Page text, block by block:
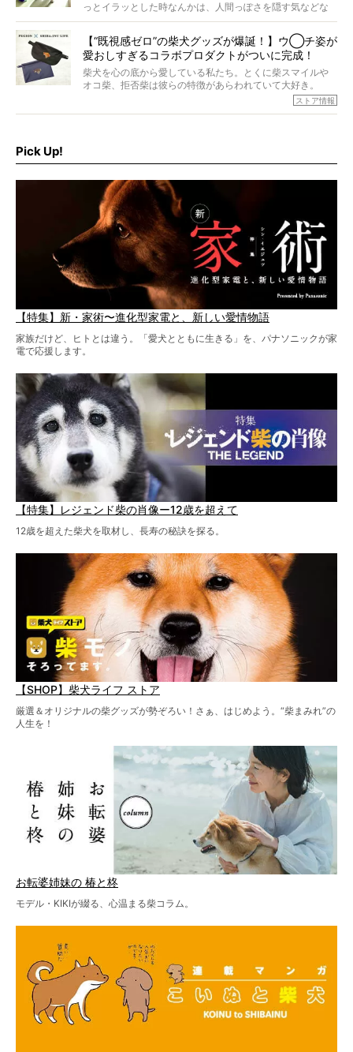
ら食が細かったため、何でも食べさせてきたということで
っとイラッとした時なんかは、人間っぽさを隠す気などな
いように見えます。もしかして本当の本当は、中身は人間
【“既視感ゼロ”の柴犬グッズが爆誕！】ウ◯チ姿が
愛おしすぎるコラボプロダクトがついに完成！
柴犬を心の底から愛している私たち。とくに柴スマイルや
オコ柴、拒否柴は彼らの特徴があらわれていて大好き。
でもちょっと待て…もうひとつ、忘れてはならない愛おしい
ストア情報
Pick Up!
【特集】新・家術〜進化型家電と、新しい愛情物語
家族だけど、ヒトとは違う。「愛犬とともに生きる」を、パナソニックが家
電で応援します。
【特集】レジェンド柴の肖像ー12歳を超えて
12歳を超えた柴犬を取材し、長寿の秘訣を探る。
【SHOP】柴犬ライフ ストア
厳選＆オリジナルの柴グッズが勢ぞろい！さぁ、はじめよう。“柴まみれ”の
人生を！
お転婆姉妹の 椿と柊
モデル・KIKIが綴る、心温まる柴コラム。